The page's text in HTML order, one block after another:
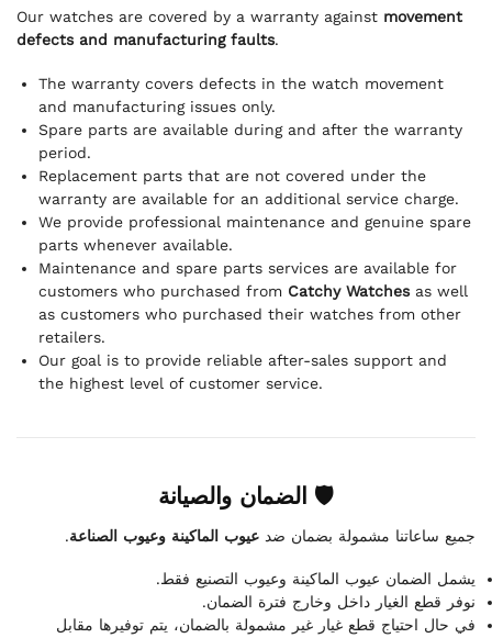
Our watches are covered by a warranty against movement
defects and manufacturing faults.
The warranty covers defects in the watch movement
and manufacturing issues only.
Spare parts are available during and after the warranty
period.
Replacement parts that are not covered under the
warranty are available for an additional service charge.
We provide professional maintenance and genuine spare
parts whenever available.
Maintenance and spare parts services are available for
customers who purchased from Catchy Watchesas well
as customers who purchased their watches from other
retailers.
Our goal is to provide reliable after-sales support and
the highest level of customer service.
🛡 الضمان والصيانة
جميع ساعاتنا مشمولة بضمان ضد عيوب الماكينة وعيوب الصناعة.
يشمل الضمان عيوب الماكينة وعيوب التصنيع فقط.
نوفر قطع الغيار داخل وخارج فترة الضمان.
في حال احتياج قطع غيار غير مشمولة بالضمان، يتم توفيرها مقابل